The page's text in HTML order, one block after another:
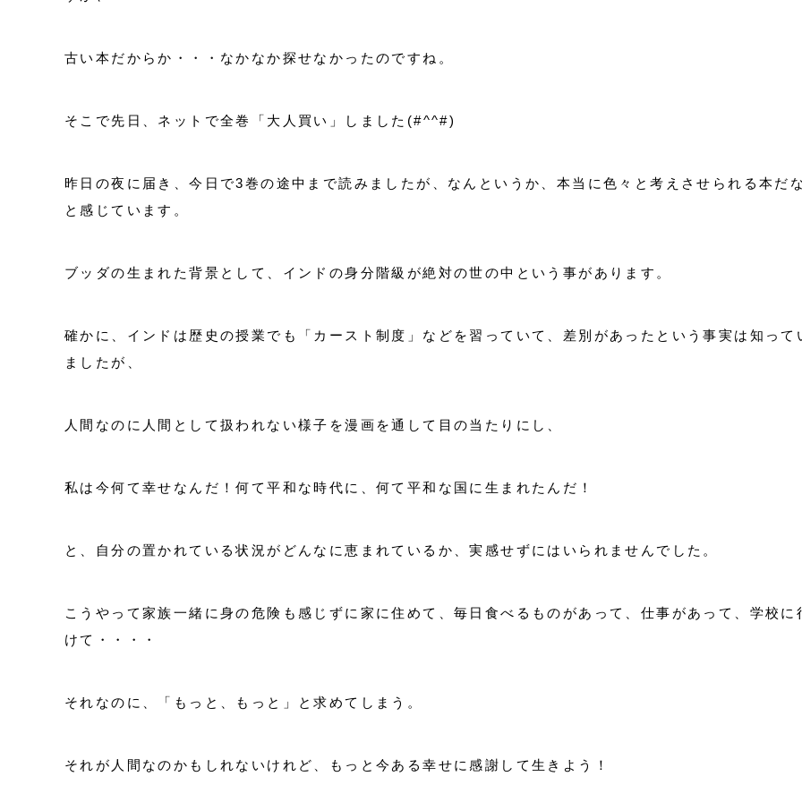
古い本だからか・・・なかなか探せなかったのですね。
そこで先日、ネットで全巻「大人買い」しました(#^^#)
昨日の夜に届き、今日で3巻の途中まで読みましたが、なんというか、本当に色々と考えさせられる本だ
と感じています。
ブッダの生まれた背景として、インドの身分階級が絶対の世の中という事があります。
確かに、インドは歴史の授業でも「カースト制度」などを習っていて、差別があったという事実は知って
ましたが、
人間なのに人間として扱われない様子を漫画を通して目の当たりにし、
私は今何て幸せなんだ！何て平和な時代に、何て平和な国に生まれたんだ！
と、自分の置かれている状況がどんなに恵まれているか、実感せずにはいられませんでした。
こうやって家族一緒に身の危険も感じずに家に住めて、毎日食べるものがあって、仕事があって、学校に
けて・・・・
それなのに、「もっと、もっと」と求めてしまう。
それが人間なのかもしれないけれど、もっと今ある幸せに感謝して生きよう！